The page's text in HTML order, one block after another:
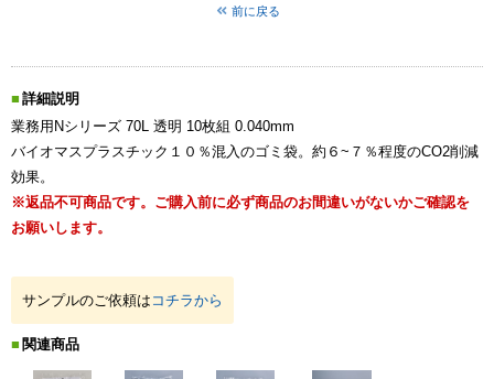
前に戻る
詳細説明
業務用Nシリーズ 70L 透明 10枚組 0.040mm
バイオマスプラスチック１０％混入のゴミ袋。約６~７％程度のCO2削減
効果。
※返品不可商品です。ご購入前に必ず商品のお間違いがないかご確認を
お願いします。
サンプルのご依頼は コチラから
関連商品